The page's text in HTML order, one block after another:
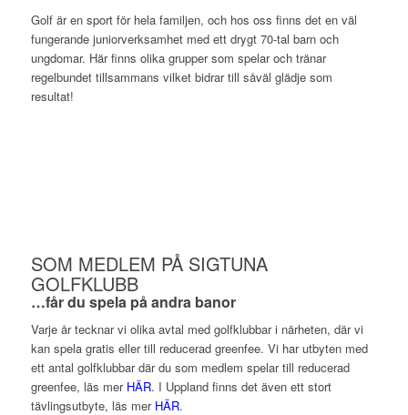
Golf är en sport för hela familjen, och hos oss finns det en väl
fungerande juniorverksamhet med ett drygt 70-tal barn och
ungdomar. Här finns olika grupper som spelar och tränar
regelbundet tillsammans vilket bidrar till såväl glädje som
resultat!
SOM MEDLEM PÅ SIGTUNA
GOLFKLUBB
…får du spela på andra banor
Varje år tecknar vi olika avtal med golfklubbar i närheten, där vi
kan spela gratis eller till reducerad greenfee. Vi har utbyten med
ett antal golfklubbar där du som medlem spelar till reducerad
greenfee, läs mer HÄR. I Uppland finns det även ett stort
tävlingsutbyte, läs mer HÄR.